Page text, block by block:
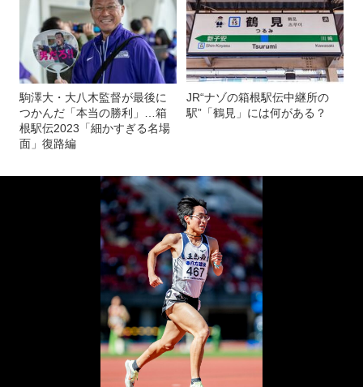
駒澤大・大八木監督が最後に
つかんだ「本当の勝利」…箱
根駅伝2023「細かすぎる名場
面」復路編
JR“ナゾの箱根駅伝中継所の
駅”「鶴見」には何がある？